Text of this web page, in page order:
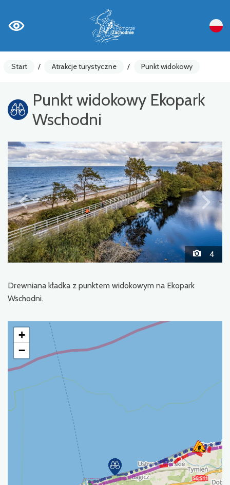
Start / Atrakcje turystyczne / Punkt widokowy
Punkt widokowy Ekopark
Wschodni
4
Drewniana kładka z punktem widokowym na Ekopark
Wschodni.
+
−